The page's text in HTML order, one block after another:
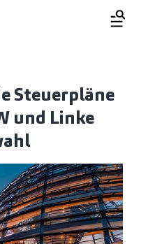
Steuerpläne
und Linke